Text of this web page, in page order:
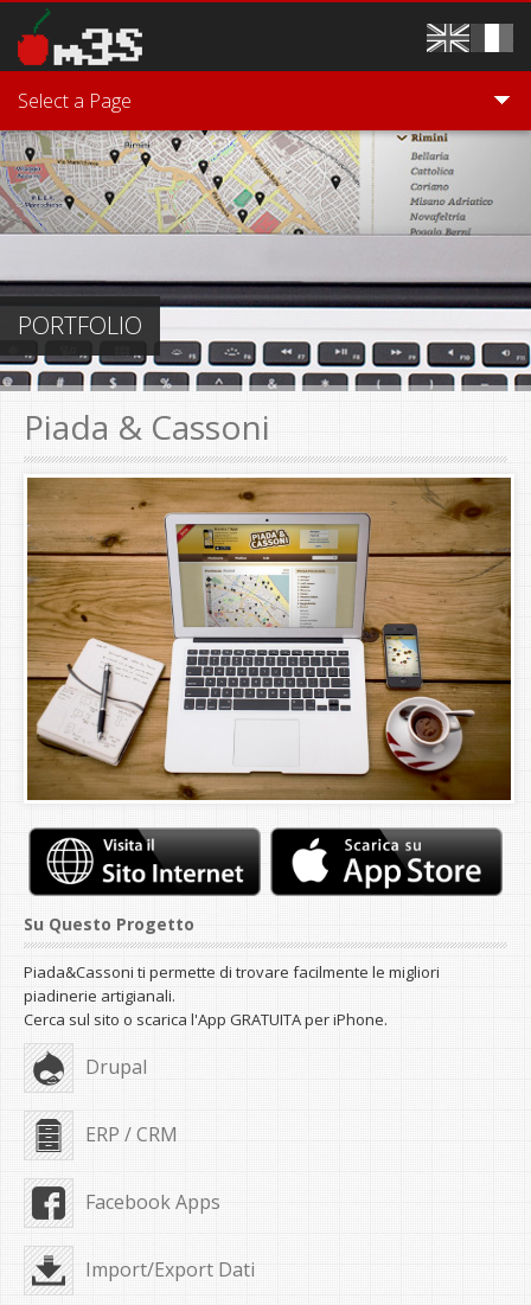
Salta al contenuto principale
Select a Page
PORTFOLIO
Piada & Cassoni
Su Questo Progetto
Piada&Cassoni ti permette di trovare facilmente le migliori
piadinerie artigianali.
Cerca sul sito o scarica l'App GRATUITA per iPhone.
Drupal
ERP / CRM
Facebook Apps
Import/Export Dati